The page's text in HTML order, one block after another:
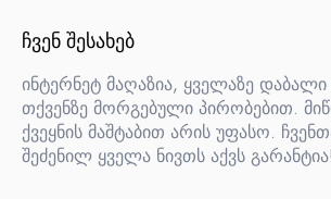
ᲩᲕᲔᲜ ᲨᲔᲡᲐᲮᲔᲑ
ინტერნეტ მაღაზია, ყველაზე დაბალი
თქვენზე მორგებული პირობებით.
ქვეყნის მაშტაბით არის უფასო.
შეძენილ ყველა ნივთს აქვს გარანტია!